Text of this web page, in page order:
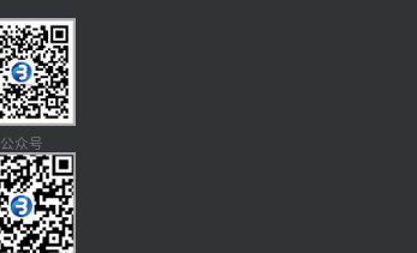
公众号